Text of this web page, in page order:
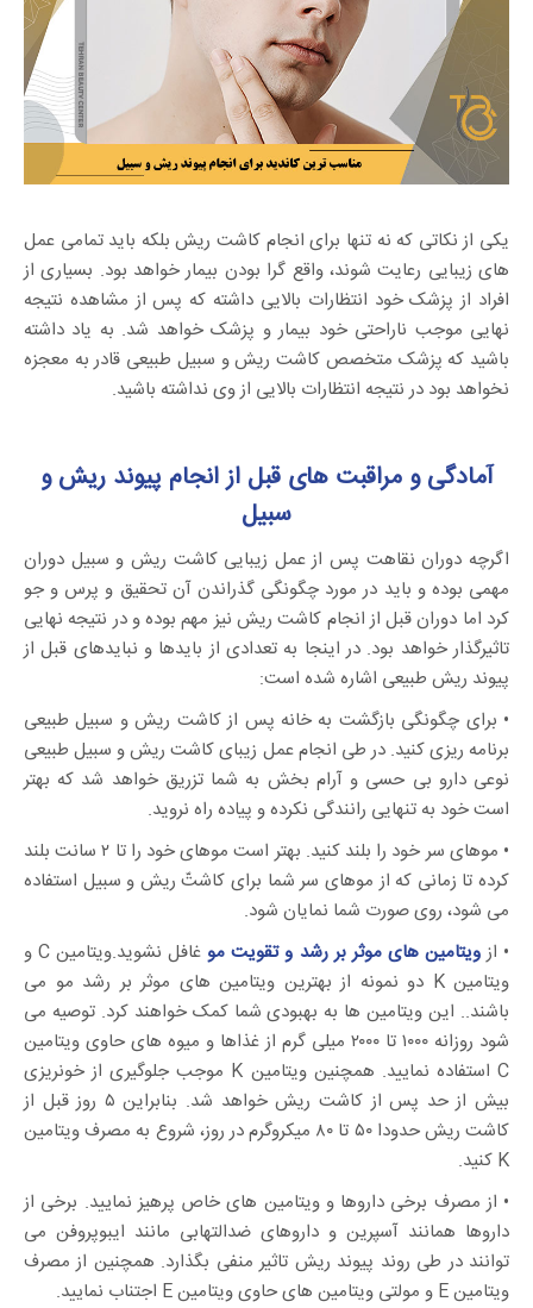
یکی از نکاتی که نه تنها برای انجام کاشت ریش بلکه باید تمامی عمل
های زیبایی رعایت شوند، واقع گرا بودن بیمار خواهد بود. بسیاری از
افراد از پزشک خود انتظارات بالایی داشته که پس از مشاهده نتیجه
نهایی موجب ناراحتی خود بیمار و پزشک خواهد شد. به یاد داشته
باشید که پزشک متخصص کاشت ریش و سبیل طبیعی قادر به معجزه
نخواهد بود در نتیجه انتظارات بالایی از وی نداشته باشید.
آمادگی و مراقبت های قبل از انجام پیوند ریش و
سبیل
اگرچه دوران نقاهت پس از عمل زیبایی کاشت ریش و سبیل دوران
مهمی بوده و باید در مورد چگونگی گذراندن آن تحقیق و پرس و جو
کرد اما دوران قبل از انجام کاشت ریش نیز مهم بوده و در نتیجه نهایی
تاثیرگذار خواهد بود. در اینجا به تعدادی از بایدها و نبایدهای قبل از
پیوند ریش طبیعی اشاره شده است:
• برای چگونگی بازگشت به خانه پس از کاشت ریش و سبیل طبیعی
برنامه ریزی کنید. در طی انجام عمل زیبای کاشت ریش و سبیل طبیعی
نوعی دارو بی حسی و آرام بخش به شما تزریق خواهد شد که بهتر
است خود به تنهایی رانندگی نکرده و پیاده راه نروید.
• موهای سر خود را بلند کنید. بهتر است موهای خود را تا ۲ سانت بلند
کرده تا زمانی که از موهای سر شما برای کاشتّ ریش و سبیل استفاده
می شود، روی صورت شما نمایان شود.
• ازویتامین های موثر بر رشد و تقویت مو
غافل نشوید.ویتامین C و
ویتامین K دو نمونه از بهترین ویتامین های موثر بر رشد مو می
باشند.. این ویتامین ها به بهبودی شما کمک خواهند کرد. توصیه می
شود روزانه ۱۰۰۰ تا ۲۰۰۰ میلی گرم از غذاها و میوه های حاوی ویتامین
C استفاده نمایید. همچنین ویتامین K موجب جلوگیری از خونریزی
بیش از حد پس از کاشت ریش خواهد شد. بنابراین ۵ روز قبل از
کاشت ریش حدودا ۵۰ تا ۸۰ میکروگرم در روز، شروع به مصرف ویتامین
K کنید.
• از مصرف برخی داروها و ویتامین های خاص پرهیز نمایید. برخی از
داروها همانند آسپرین و داروهای ضدالتهابی مانند ایبوپروفن می
توانند در طی روند پیوند ریش تاثیر منفی بگذارد. همچنین از مصرف
ویتامین E و مولتی ویتامین های حاوی ویتامین E اجتناب نمایید.